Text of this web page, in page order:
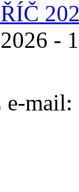
-
mail: